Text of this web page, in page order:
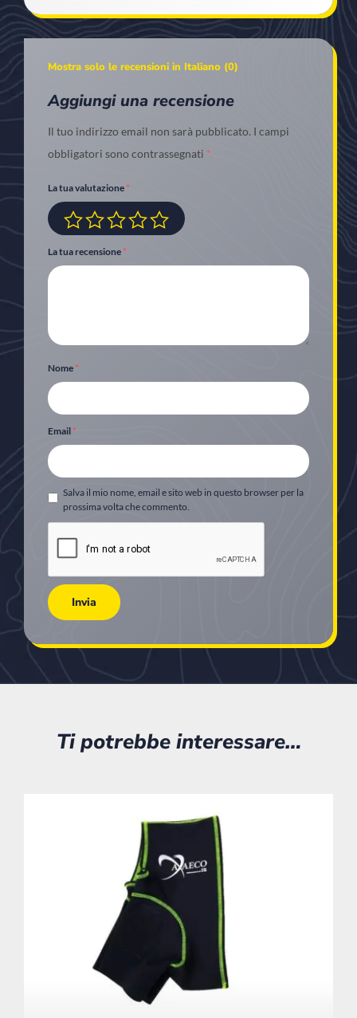
Mostra solo le recensioni in Italiano (0)
Aggiungi una recensione
Il tuo indirizzo email non sarà pubblicato. I campi
obbligatori sono contrassegnati *
La tua valutazione *
La tua recensione *
Nome*
Email*
Salva il mio nome, email e sito web in questo browser per la
prossima volta che commento.
Ti potrebbe interessare…